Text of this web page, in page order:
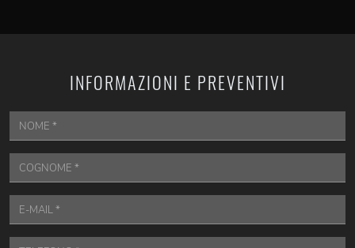
INFORMAZIONI E PREVENTIVI